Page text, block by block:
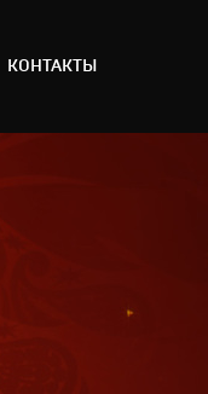
КОНТАКТЫ